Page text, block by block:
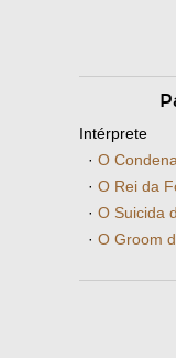
Intérprete
· O
· O Rei da
· O Suicida
· O Groom